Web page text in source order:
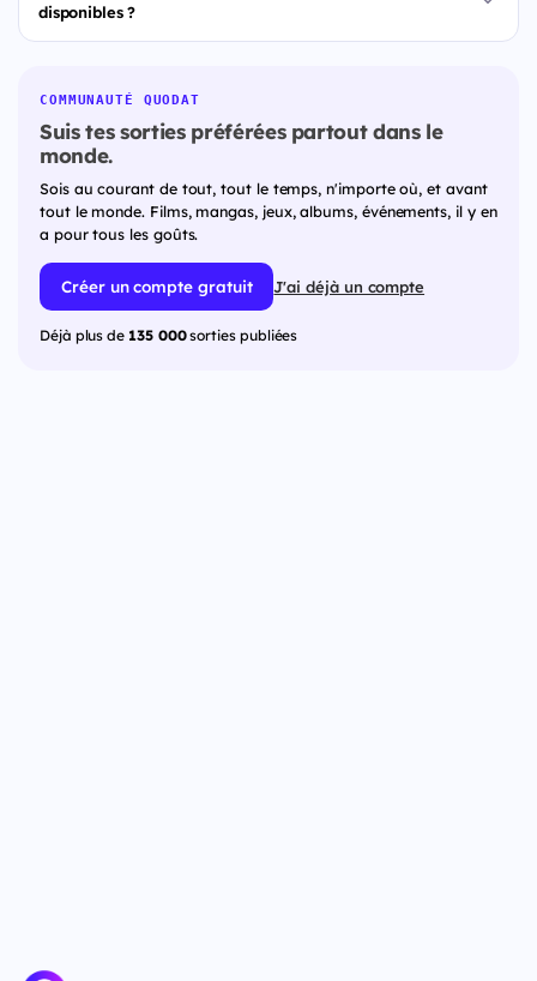
disponibles ?
COMMUNAUTÉ QUODAT
Suis tes sorties préférées partout dans le
monde.
Sois au courant de tout, tout le temps, n'importe où, et avant
tout le monde. Films, mangas, jeux, albums, événements, il y en
a pour tous les goûts.
Créer un compte gratuit J'ai déjà un compte
Déjà plus de 135 000sorties publiées